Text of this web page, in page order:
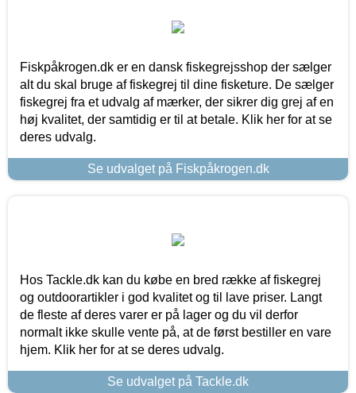
Fiskpåkrogen.dk er en dansk fiskegrejsshop der sælger
alt du skal bruge af fiskegrej til dine fisketure. De sælger
fiskegrej fra et udvalg af mærker, der sikrer dig grej af en
høj kvalitet, der samtidig er til at betale. Klik her for at se
deres udvalg.
Se udvalget på Fiskpåkrogen.dk
Hos Tackle.dk kan du købe en bred række af fiskegrej
og outdoorartikler i god kvalitet og til lave priser. Langt
de fleste af deres varer er på lager og du vil derfor
normalt ikke skulle vente på, at de først bestiller en vare
hjem. Klik her for at se deres udvalg.
Se udvalget på Tackle.dk